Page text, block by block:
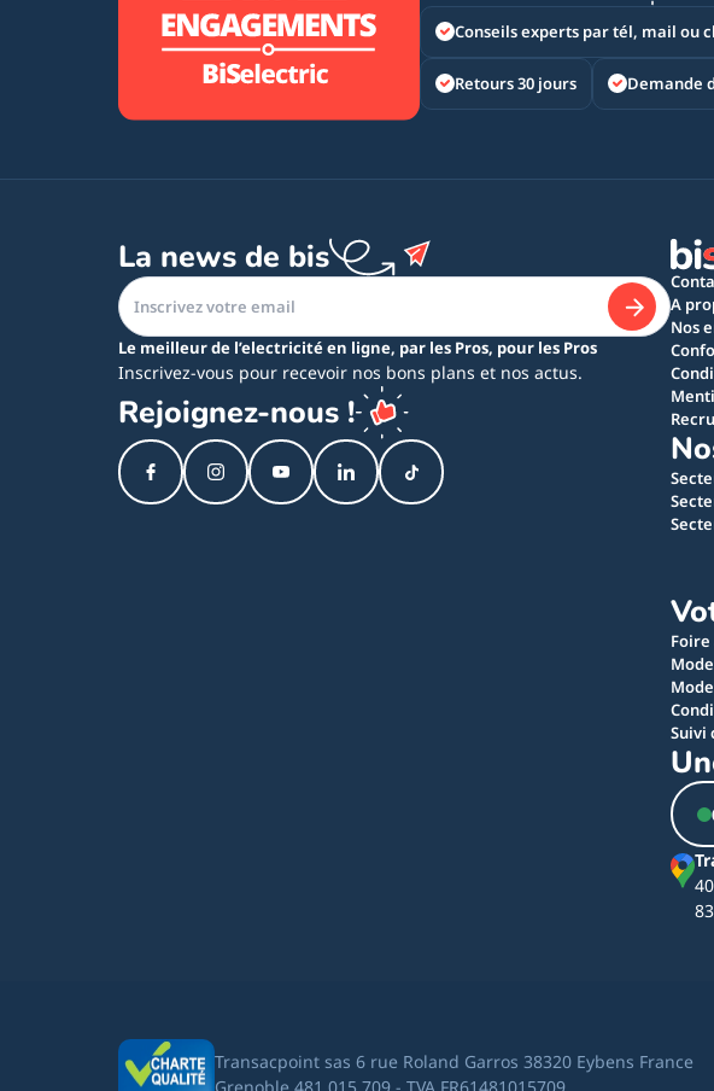
Conseils experts par tél, mail ou
Retours 30 jours Demande
La news de bis
Le meilleur de l’electricité en ligne, par les Pros, pour les Pros
Inscrivez-vous pour recevoir nos bons plans et nos actus.
Rejoignez-nous !
A
Nos
Suivi
Transacpoint sas 6 rue Roland Garros 38320 Eybens France